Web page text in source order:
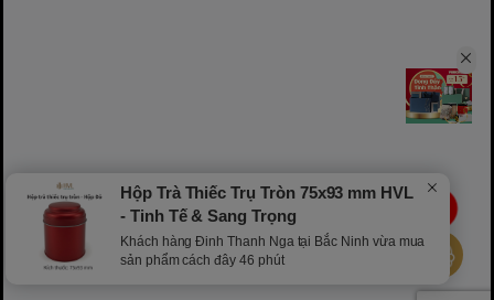
Hộp Trà Thiếc Trụ Tròn 75x93 mm HVL
- Tinh Tế & Sang Trọng
Khách hàng Đinh Thanh Nga tại Bắc Ninh vừa mua
sản phẩm cách đây 46 phút